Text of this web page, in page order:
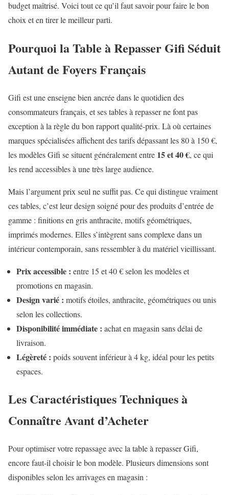
budget maîtrisé. Voici tout ce qu’il faut savoir pour faire le bon
choix et en tirer le meilleur parti.
Pourquoi la Table à Repasser Gifi Séduit
Autant de Foyers Français
Gifi est une enseigne bien ancrée dans le quotidien des
consommateurs français, et ses tables à repasser ne font pas
exception à la règle du bon rapport qualité-prix. Là où certaines
marques spécialisées affichent des tarifs dépassant les 80 à 150 €,
les modèles Gifi se situent généralement entre 15 et 40 €, ce qui
les rend accessibles à une très large audience.
Mais l’argument prix seul ne suffit pas. Ce qui distingue vraiment
ces tables, c’est leur design soigné pour des produits d’entrée de
gamme : finitions en gris anthracite, motifs géométriques,
imprimés modernes. Elles s’intègrent sans complexe dans un
intérieur contemporain, sans ressembler à du matériel vieillissant.
Prix accessible : entre 15 et 40 € selon les modèles et
promotions en magasin.
Design varié : motifs étoiles, anthracite, géométriques ou unis
selon les collections.
Disponibilité immédiate : achat en magasin sans délai de
livraison.
Légèreté : poids souvent inférieur à 4 kg, idéal pour les petits
espaces.
Les Caractéristiques Techniques à
Connaître Avant d’Acheter
Pour optimiser votre repassage avec la table à repasser Gifi,
encore faut-il choisir le bon modèle. Plusieurs dimensions sont
disponibles selon les arrivages en magasin :